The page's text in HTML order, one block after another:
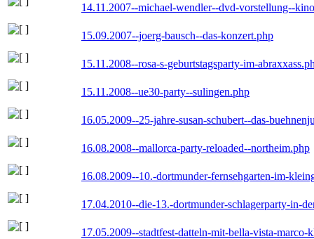
14.11.2007--michael-wendler--dvd-vorstellung--
15.09.2007--joerg-bausch--das-konzert.php
15.11.2008--rosa-s-geburtstagsparty-im-
15.11.2008--ue30-party--sulingen.php
16.05.2009--25-jahre-susan-schubert--das-
16.08.2008--mallorca-party-reloaded--northeim.php
16.08.2009--10.-dortmunder-fernsehgarten-im-
17.04.2010--die-13.-dortmunder-schlagerparty-in-
17.05.2009--stadtfest-datteln-mit-bella-vista-marco-